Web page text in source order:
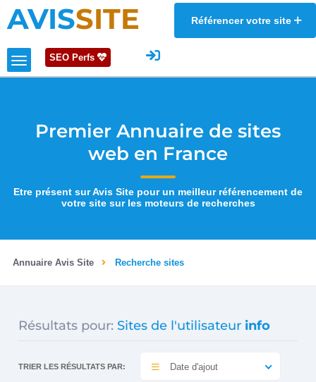
AVISSITE Référencer votre site
SEO Perfs
Premier Annuaire de sites
web en France
Etre présent sur Avis Site pour un meilleur référencement de
votre site sur les moteurs de recherches
Annuaire Avis Site Recherche sites
Résultats pour: Sites de l'utilisateur info
TRIER LES RÉSULTATS PAR: Date d'ajout